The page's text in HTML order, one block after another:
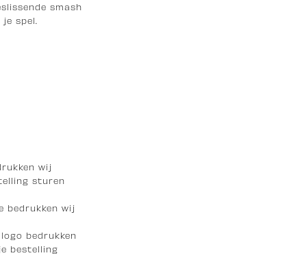
smash
spel.
wij
sturen
bedrukken wij
bedrukken
bestelling